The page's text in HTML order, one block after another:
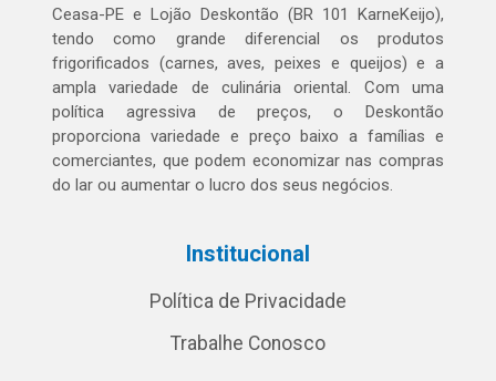
Ceasa-PE e Lojão Deskontão (BR 101 KarneKeijo),
tendo como grande diferencial os produtos
frigorificados (carnes, aves, peixes e queijos) e a
ampla variedade de culinária oriental. Com uma
política agressiva de preços, o Deskontão
proporciona variedade e preço baixo a famílias e
comerciantes, que podem economizar nas compras
do lar ou aumentar o lucro dos seus negócios.
Institucional
Política de Privacidade
Trabalhe Conosco